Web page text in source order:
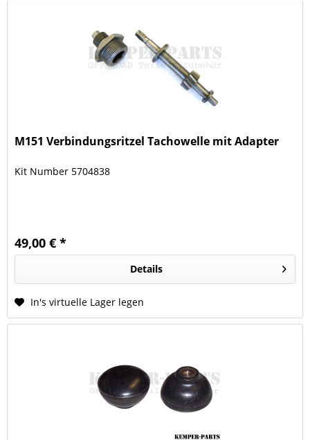
M151 Verbindungsritzel Tachowelle mit Adapter
Kit Number 5704838
49,00 € *
Details
In's virtuelle Lager legen